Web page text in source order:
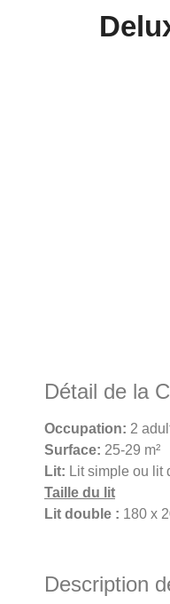
Détail de la
Occupation: 2
Surface: 25-29 m²
Lit: Lit simple ou lit
Taille du lit
Lit double : 180 x
Description